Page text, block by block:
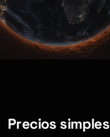
Precios simples